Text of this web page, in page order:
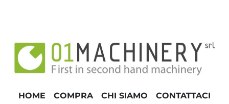
HOME COMPRA CHI SIAMO CONTATTACI